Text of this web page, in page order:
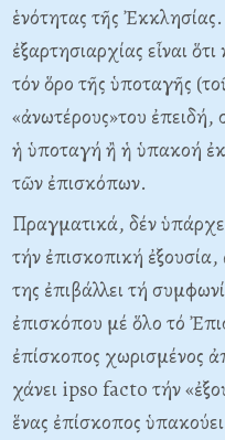
ἑνότητας τῆς
ἐξαρτησιαρχίας εἶναι
τόν ὅρο τῆς ὑποταγῆς
«ἀνωτέρους»του
ἡ ὑποταγή ἢ ἡ ὑπακοή
τῶν ἐπισκόπων.
Πραγματικά, δέν
τήν ἐπισκοπική
της ἐπιβάλλει τή
ἐπισκόπου μέ ὅλο τό
ἐπίσκοπος χωρισμένος
χάνει ipso facto τήν
ἕνας ἐπίσκοπος